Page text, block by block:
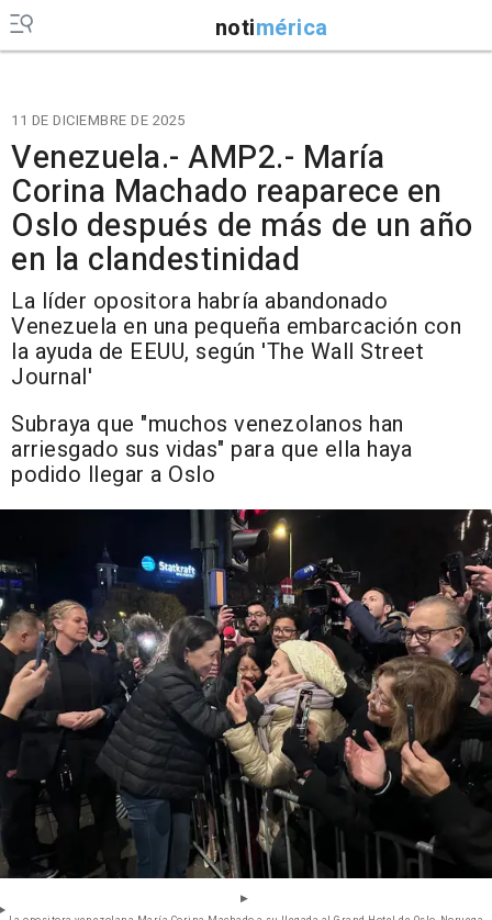
notimérica
11 DE DICIEMBRE DE 2025
Venezuela.- AMP2.- María
Corina Machado reaparece en
Oslo después de más de un año
en la clandestinidad
La líder opositora habría abandonado
Venezuela en una pequeña embarcación con
la ayuda de EEUU, según 'The Wall Street
Journal'
Subraya que "muchos venezolanos han
arriesgado sus vidas" para que ella haya
podido llegar a Oslo